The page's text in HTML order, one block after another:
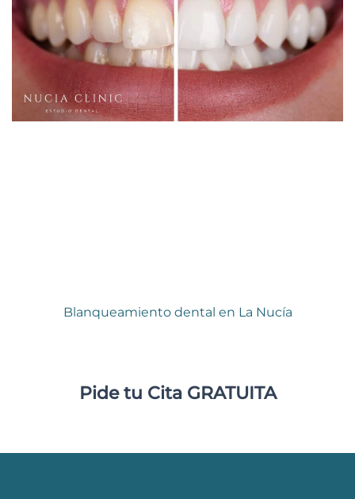
Blanqueamiento dental en La Nucía
Pide tu Cita GRATUITA